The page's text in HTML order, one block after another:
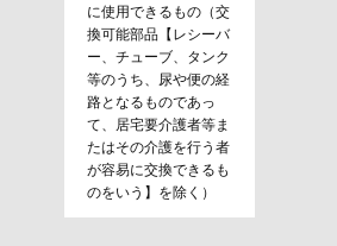
に使用できるもの（交
換可能部品【レシーバ
ー、チューブ、タンク
等のうち、尿や便の経
路となるものであっ
て、居宅要介護者等ま
たはその介護を行う者
が容易に交換できるも
のをいう】を除く）